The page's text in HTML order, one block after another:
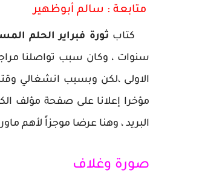
متابعة : سالم أبوظهير
كتاب ثورة فبراير الحلم
سنوات ، وكان سبب تواصلنا
الاولى ،لكن وبسبب انشغالي
مؤخرا إعلانا على صفحة مؤلف
البريد ، وهنا عرضا موجزاً لأهم
صورة وغلاف